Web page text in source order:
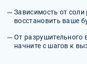
Зависимость от
восстановить ваше
От разрушительного
начните с шагов к